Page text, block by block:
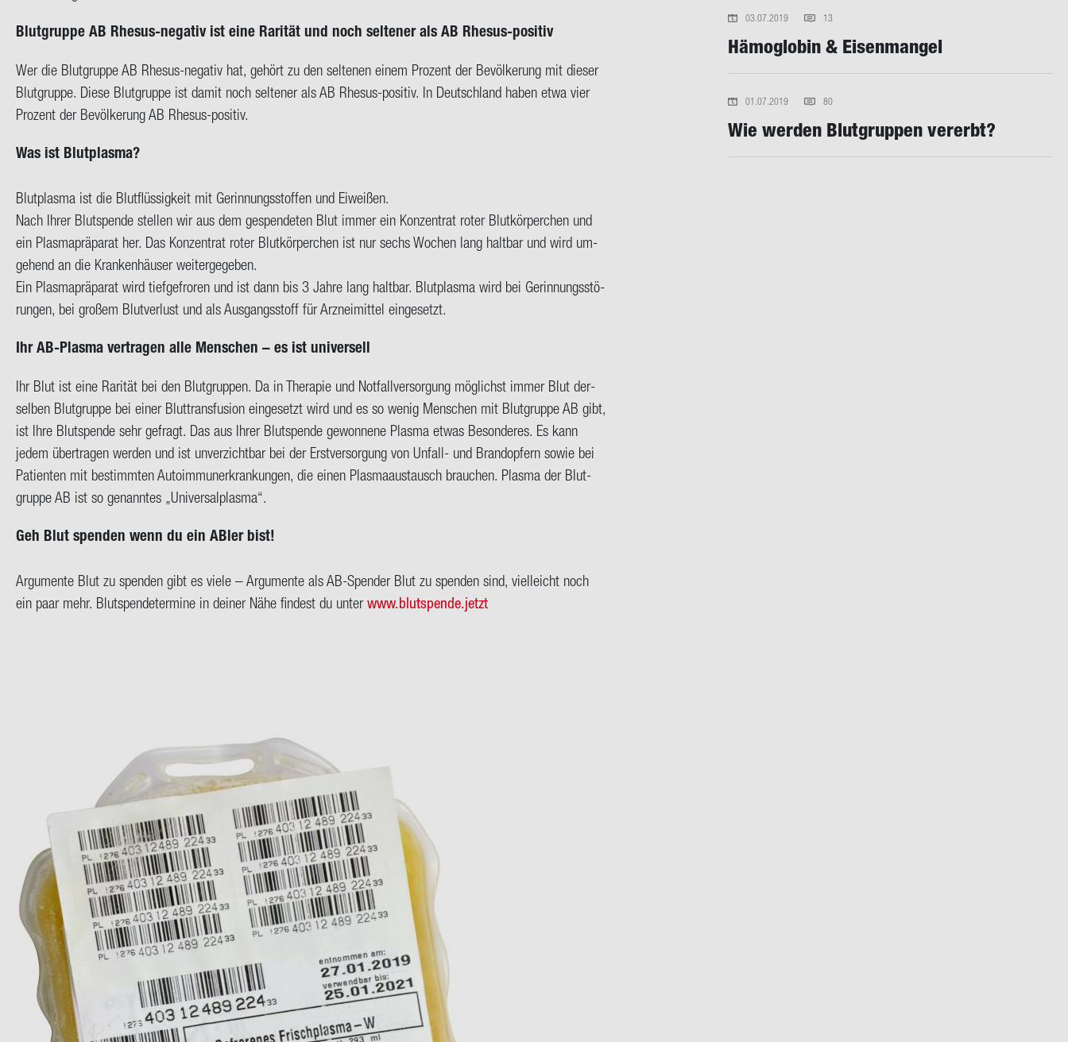
Blut­grup­pe AB Rhesus-​negativ ist eine Ra­ri­tät und noch sel­te­ner als AB Rhesus-​positiv
Wer die Blut­grup­pe AB Rhesus-​negativ hat, ge­hört zu den sel­te­nen einem Pro­zent der Be­völ­ke­rung mit die­ser
Blut­grup­pe. Diese Blut­grup­pe ist damit noch sel­te­ner als AB Rhesus-​positiv. In Deutsch­land haben etwa vier
Pro­zent der Be­völ­ke­rung AB Rhesus-​positiv.
Was ist Blut­plas­ma?
Blut­plas­ma ist die Blut­flüs­sig­keit mit Ge­rin­nungs­stof­fen und Ei­wei­ßen.
Nach Ihrer Blut­spen­de stel­len wir aus dem ge­spen­de­ten Blut immer ein Kon­zen­trat roter Blut­kör­per­chen und
ein Plas­ma­prä­pa­rat her. Das Kon­zen­trat roter Blut­kör­per­chen ist nur sechs Wo­chen lang halt­bar und wird um­
ge­hend an die Kran­ken­häu­ser wei­ter­ge­ge­ben.
Ein Plas­ma­prä­pa­rat wird tief­ge­fro­ren und ist dann bis 3 Jahre lang halt­bar. Blut­plas­ma wird bei Ge­rin­nungs­stö­
run­gen, bei gro­ßem Blut­ver­lust und als Aus­gangs­stoff für Arz­nei­mit­tel ein­ge­setzt.
Ihr AB-​Plasma ver­tra­gen alle Men­schen – es ist uni­ver­sell
Ihr Blut ist eine Ra­ri­tät bei den Blut­grup­pen. Da in The­ra­pie und Not­fall­ver­sor­gung mög­lichst immer Blut der­
sel­ben Blut­grup­pe bei einer Blut­trans­fu­si­on ein­ge­setzt wird und es so wenig Men­schen mit Blut­grup­pe AB gibt,
ist Ihre Blut­spen­de sehr ge­fragt. Das aus Ihrer Blut­spen­de ge­won­ne­ne Plas­ma etwas Be­son­de­res. Es kann
jedem über­tra­gen wer­den und ist un­ver­zicht­bar bei der Erst­ver­sor­gung von Unfall-​ und Brand­op­fern sowie bei
Pa­ti­en­ten mit be­stimm­ten Au­to­im­mun­erkran­kun­gen, die einen Plas­ma­aus­tausch brau­chen. Plas­ma der Blut­
grup­pe AB ist so ge­nann­tes „Uni­ver­sal­plas­ma“.
Geh Blut spen­den wenn du ein ABler bist!
Ar­gu­men­te Blut zu spen­den gibt es viele – Ar­gu­men­te als AB-​Spender Blut zu spen­den sind, viel­leicht noch
ein paar mehr. Blut­spen­de­ter­mi­ne in dei­ner Nähe fin­dest du unterwww.blut­spen­de.jetzt
03.07.2019 13
Hä­mo­glo­bin & Ei­sen­man­gel
01.07.2019 80
Wie wer­den Blut­grup­pen ver­erbt?